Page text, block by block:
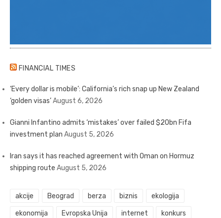
FINANCIAL TIMES
‘Every dollar is mobile’: California’s rich snap up New Zealand
‘golden visas’August 6, 2026
Gianni Infantino admits ‘mistakes’ over failed $20bn Fifa
investment plan August 5, 2026
Iran says it has reached agreement with Oman on Hormuz
shipping route August 5, 2026
akcije Beograd berza biznis ekologija
ekonomija Evropska Unija internet konkurs